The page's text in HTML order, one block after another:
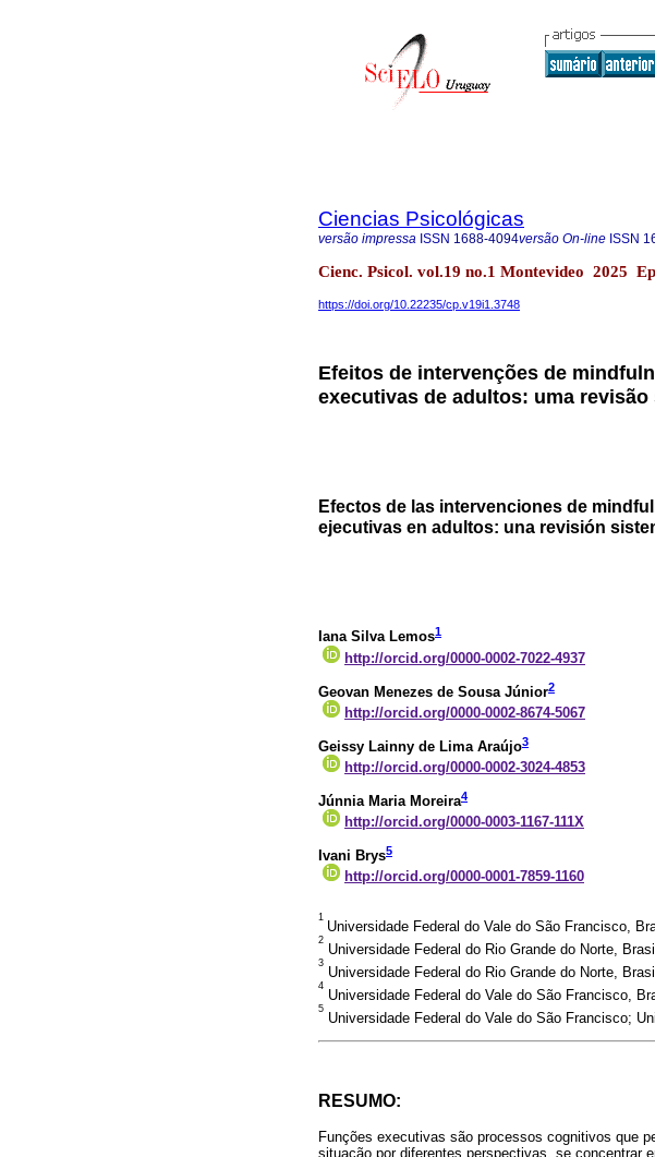
Ciencias Psicológicas
versão impressa ISSN 1688-4094versão On-line ISSN
Cienc. Psicol. vol.19 no.1 Montevideo 2025
https://doi.org/10.22235/cp.v19i1.3748
Efeitos de intervenções de
executivas de adultos: uma
Efectos de las intervenciones de
ejecutivas en adultos: una revisión
Iana Silva Lemos1
http://orcid.org/0000-0002-7022-4937
Geovan Menezes de Sousa Júnior2
http://orcid.org/0000-0002-8674-5067
Geissy Lainny de Lima Araújo3
http://orcid.org/0000-0002-3024-4853
Júnnia Maria Moreira4
http://orcid.org/0000-0003-1167-111X
Ivani Brys5
http://orcid.org/0000-0001-7859-1160
1
Universidade Federal do Vale do São Francisco,
2
Universidade Federal do Rio Grande do Norte, Brasil
3
Universidade Federal do Rio Grande do Norte, Brasil
4
Universidade Federal do Vale do São Francisco,
5
Universidade Federal do Vale do São Francisco;
RESUMO:
Funções executivas são processos cognitivos que
situação por diferentes perspectivas, se concentrar